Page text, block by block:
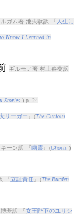
ルガム著 池央耿訳 『 人生に
Know I Learned in
ギルモア著 村上春樹訳
Stories) p. 24
リーガー 』(The Curious
ーン訳 『幽霊』(Ghosts)
『立証責任』(The Burden
基訳 『女王陛下のユリシ